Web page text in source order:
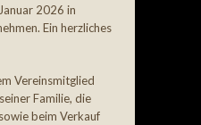
2026 in
Ein herzliches
Vereinsmitglied
Familie, die
beim Verkauf